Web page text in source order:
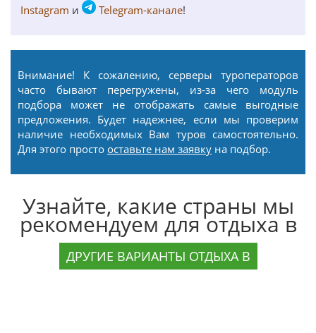
Instagram и Telegram-канале!
Внимание! К сожалению, серверы туроператоров
часто бывают перегружены, из-за чего модуль
подбора может не отображать самые выгодные
предложения. Будет надежнее, если мы проверим
наличие необходимых Вам туров самостоятельно.
Для этого просто оставьте нам заявку на подбор.
Узнайте, какие страны мы
рекомендуем для отдыха в
ДРУГИЕ ВАРИАНТЫ ОТДЫХА В